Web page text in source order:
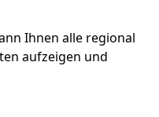
Ihnen alle regional
aufzeigen und